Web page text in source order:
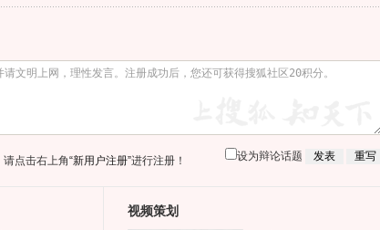
点击右上角“新用户注册”进行注册！ 设为辩论话题
视频策划